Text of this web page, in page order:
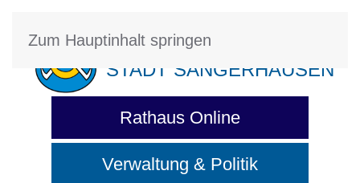
Zum Hauptinhalt springen
STADT SANGERHAUSEN
Rathaus Online
Verwaltung & Politik